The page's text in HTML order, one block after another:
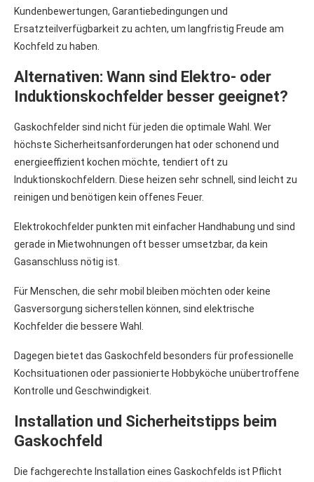
Kundenbewertungen, Garantiebedingungen und
Ersatzteilverfügbarkeit zu achten, um langfristig Freude am
Kochfeld zu haben.
Alternativen: Wann sind Elektro- oder
Induktionskochfelder besser geeignet?
Gaskochfelder sind nicht für jeden die optimale Wahl. Wer
höchste Sicherheitsanforderungen hat oder schonend und
energieeffizient kochen möchte, tendiert oft zu
Induktionskochfeldern. Diese heizen sehr schnell, sind leicht zu
reinigen und benötigen kein offenes Feuer.
Elektrokochfelder punkten mit einfacher Handhabung und sind
gerade in Mietwohnungen oft besser umsetzbar, da kein
Gasanschluss nötig ist.
Für Menschen, die sehr mobil bleiben möchten oder keine
Gasversorgung sicherstellen können, sind elektrische
Kochfelder die bessere Wahl.
Dagegen bietet das Gaskochfeld besonders für professionelle
Kochsituationen oder passionierte Hobbyköche unübertroffene
Kontrolle und Geschwindigkeit.
Installation und Sicherheitstipps beim
Gaskochfeld
Die fachgerechte Installation eines Gaskochfelds ist Pflicht